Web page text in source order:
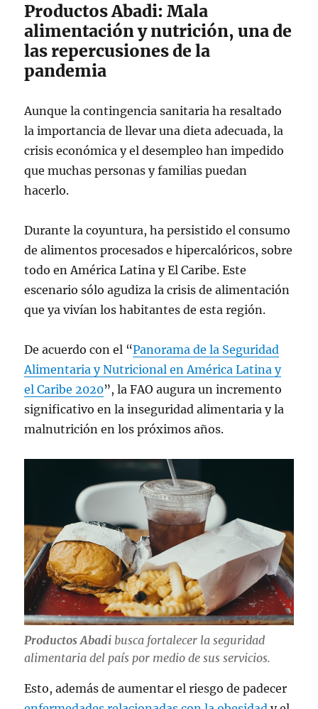
Productos Abadi: Mala
alimentación y nutrición, una de
las repercusiones de la
pandemia
Aunque la contingencia sanitaria ha resaltado
la importancia de llevar una dieta adecuada, la
crisis económica y el desempleo han impedido
que muchas personas y familias puedan
hacerlo.
Durante la coyuntura, ha persistido el consumo
de alimentos procesados e hipercalóricos, sobre
todo en América Latina y El Caribe. Este
escenario sólo agudiza la crisis de alimentación
que ya vivían los habitantes de esta región.
De acuerdo con el “Panorama de la Seguridad
Alimentaria y Nutricional en América Latina y
el Caribe 2020”, la FAO augura un incremento
significativo en la inseguridad alimentaria y la
malnutrición en los próximos años.
Productos Abadi busca fortalecer la seguridad
alimentaria del país por medio de sus servicios.
Esto, además de aumentar el riesgo de padecer